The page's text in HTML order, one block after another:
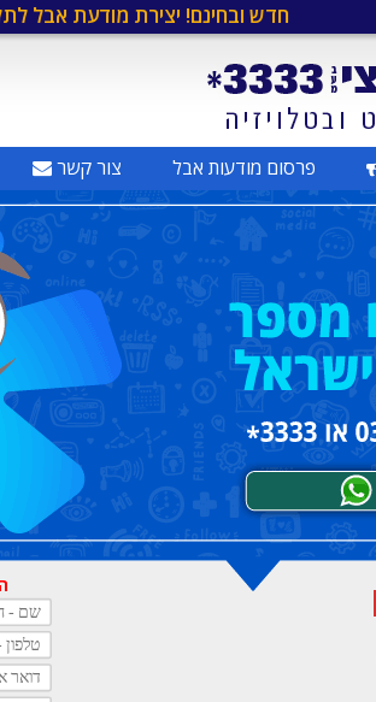
חדש ובחינם! יצירת מודעת אבל לתליה ברחוב
פרסום מודעות אבל צור קשר